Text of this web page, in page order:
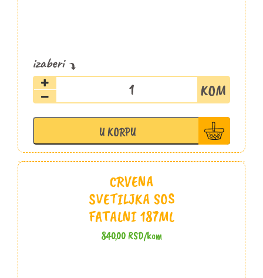
Čaša
žuči
187ml
količina
U KORPU
CRVENA
SVETILJKA SOS
FATALNI 187ML
840,00RSD/kom